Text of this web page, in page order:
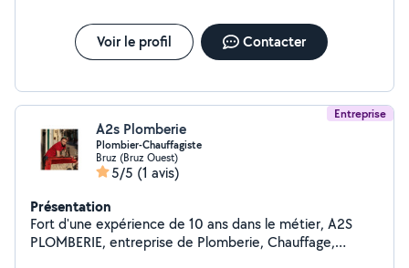
Voir le profil Contacter
Entreprise
A2s Plomberie
Plombier-Chauffagiste
Bruz (Bruz Ouest)
5/5 (1 avis)
Présentation
Fort d'une expérience de 10 ans dans le métier, A2S
PLOMBERIE, entreprise de Plomberie, Chauffage,